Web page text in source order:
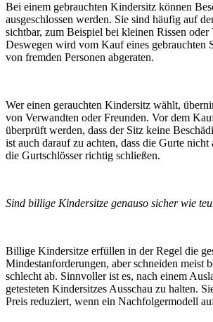
Bei einem gebrauchten Kindersitz können
ausgeschlossen werden. Sie sind häufig auf
sichtbar, zum Beispiel bei kleinen Rissen oder
Deswegen wird vom Kauf eines gebrauchten
von fremden Personen abgeraten.
Wer einen gerauchten Kindersitz wählt,
von Verwandten oder Freunden. Vor dem
überprüft werden, dass der Sitz keine
ist auch darauf zu achten, dass die Gurte nicht
die Gurtschlösser richtig schließen.
Sind billige Kindersitze genauso sicher wie
Billige Kindersitze erfüllen in der Regel die
Mindestanforderungen, aber schneiden meist
schlecht ab. Sinnvoller ist es, nach einem
getesteten Kindersitzes Ausschau zu halten.
Preis reduziert, wenn ein Nachfolgermodell